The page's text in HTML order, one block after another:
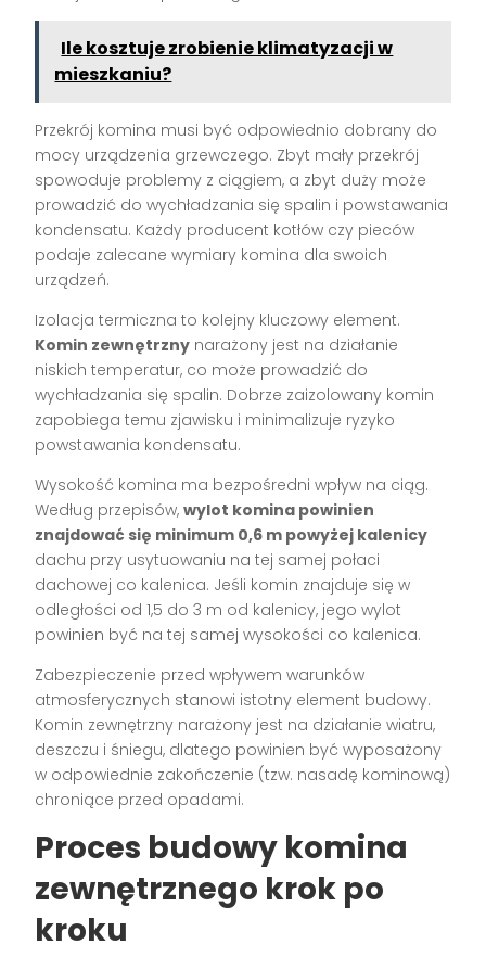
Ile kosztuje zrobienie klimatyzacji w
mieszkaniu?
Przekrój komina musi być odpowiednio dobrany do
mocy urządzenia grzewczego. Zbyt mały przekrój
spowoduje problemy z ciągiem, a zbyt duży może
prowadzić do wychładzania się spalin i powstawania
kondensatu. Każdy producent kotłów czy pieców
podaje zalecane wymiary komina dla swoich
urządzeń.
Izolacja termiczna to kolejny kluczowy element.
Komin zewnętrzny narażony jest na działanie
niskich temperatur, co może prowadzić do
wychładzania się spalin. Dobrze zaizolowany komin
zapobiega temu zjawisku i minimalizuje ryzyko
powstawania kondensatu.
Wysokość komina ma bezpośredni wpływ na ciąg.
Według przepisów,wylot komina powinien
znajdować się minimum 0,6 m powyżej kalenicy
dachu przy usytuowaniu na tej samej połaci
dachowej co kalenica. Jeśli komin znajduje się w
odległości od 1,5 do 3 m od kalenicy, jego wylot
powinien być na tej samej wysokości co kalenica.
Zabezpieczenie przed wpływem warunków
atmosferycznych stanowi istotny element budowy.
Komin zewnętrzny narażony jest na działanie wiatru,
deszczu i śniegu, dlatego powinien być wyposażony
w odpowiednie zakończenie (tzw. nasadę kominową)
chroniące przed opadami.
Proces budowy komina
zewnętrznego krok po
kroku